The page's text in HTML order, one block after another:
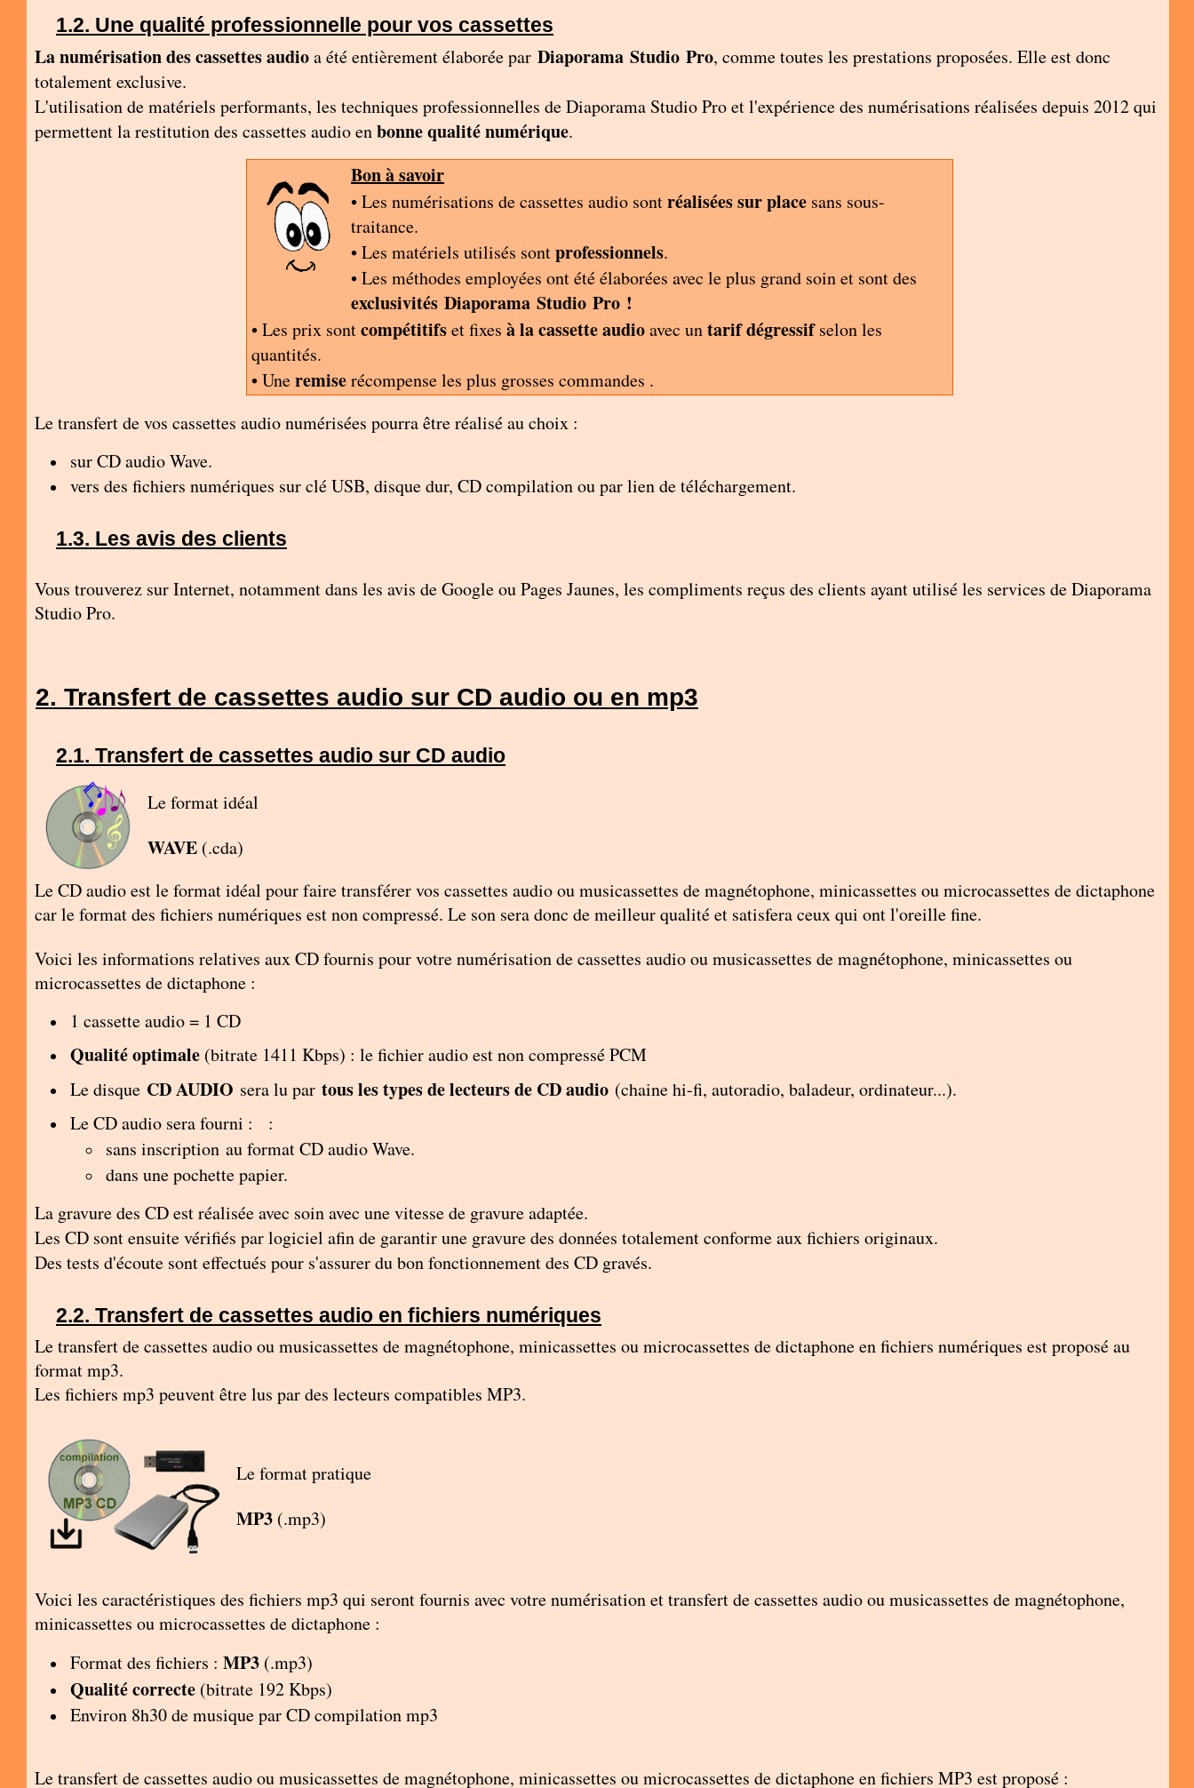
Une qualité professionnelle pour vos cassettes
La numérisation des cassettes audioa été entièrement élaborée par Diaporama Studio Pro, comme toutes les prestations proposées. Elle est donc
totalement exclusive.
L'utilisation de matériels performants, les techniques professionnelles de Diaporama Studio Pro et l'expérience des numérisations réalisées depuis 2012 qui
permettent la restitution des cassettes audio enbonne qualité numérique.
Bon à savoir
• Les numérisations de cassettes audio sontréalisées sur place sans sous-
traitance.
• Les matériels utilisés sontprofessionnels.
• Les méthodes employées ont été élaborées avec le plus grand soin et sont des
exclusivités Diaporama Studio Pro !
• Les prix sontcompétitifset fixes à la cassette audioavec untarif dégressifselon les
quantités.
• Uneremiserécompense les plus grosses commandes .
Le transfert de vos cassettes audio numérisées pourra être réalisé au choix :
sur CD audio Wave.
vers des fichiers numériques sur clé USB, disque dur, CD compilation ou par lien de téléchargement.
Les avis des clients
Vous trouverez sur Internet, notamment dans les avis de Google ou Pages Jaunes, les compliments reçus des clients ayant utilisé les services de Diaporama
Studio Pro.
Transfert de cassettes audio sur CD audio ou en mp3
Transfert de cassettes audio sur CD audio
Le format idéal
WAVE (.cda)
Le CD audio est le format idéal pour faire transférer vos cassettes audio ou musicassettes de magnétophone, minicassettes ou microcassettes de dictaphone
car le format des fichiers numériques est non compressé. Le son sera donc de meilleur qualité et satisfera ceux qui ont l'oreille fine.
Voici les informations relatives aux CD fournis pour votre numérisation de cassettes audio ou musicassettes de magnétophone, minicassettes ou
microcassettes de dictaphone :
1 cassette audio = 1 CD
Qualité optimale (bitrate 1411 Kbps) : le fichier audio est non compressé PCM
Le disque CD AUDIO sera lu par tous les types de lecteurs de CD audio (chaine hi-fi, autoradio, baladeur, ordinateur...).
Le CD audio sera fourni : :
sans inscription au format CD audio Wave.
dans une pochette papier.
La gravure des CD est réalisée avec soin avec une vitesse de gravure adaptée.
Les CD sont ensuite vérifiés par logiciel afin de garantir une gravure des données totalement conforme aux fichiers originaux.
Des tests d'écoute sont effectués pour s'assurer du bon fonctionnement des CD gravés.
Transfert de cassettes audio en fichiers numériques
Le transfert de cassettes audio ou musicassettes de magnétophone, minicassettes ou microcassettes de dictaphone en fichiers numériques est proposé au
format mp3.
Les fichiers mp3 peuvent être lus par des lecteurs compatibles MP3.
Le format pratique
MP3 (.mp3)
Voici les caractéristiques des fichiers mp3 qui seront fournis avec votre numérisation et transfert de cassettes audio ou musicassettes de magnétophone,
minicassettes ou microcassettes de dictaphone :
Format des fichiers : MP3 (.mp3)
Qualité correcte (bitrate 192 Kbps)
Environ 8h30 de musique par CD compilation mp3
Le transfert de cassettes audio ou musicassettes de magnétophone, minicassettes ou microcassettes de dictaphone en fichiers MP3 est proposé :